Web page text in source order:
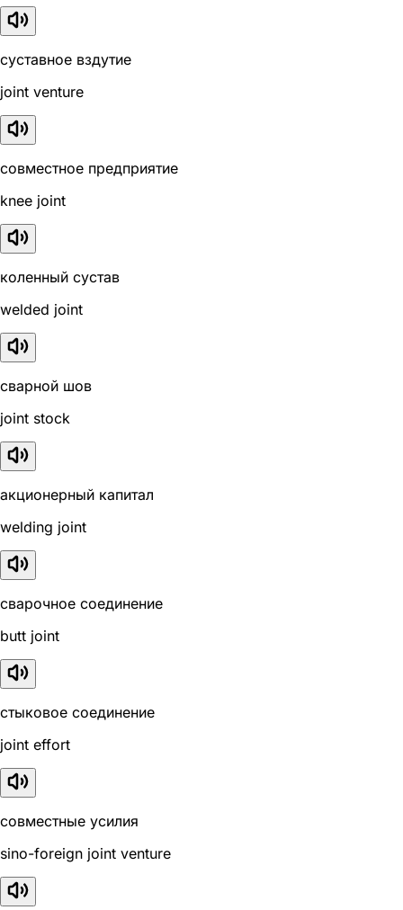
суставное вздутие
joint venture
совместное предприятие
knee joint
коленный сустав
welded joint
сварной шов
joint stock
акционерный капитал
welding joint
сварочное соединение
butt joint
стыковое соединение
joint effort
совместные усилия
sino-foreign joint venture